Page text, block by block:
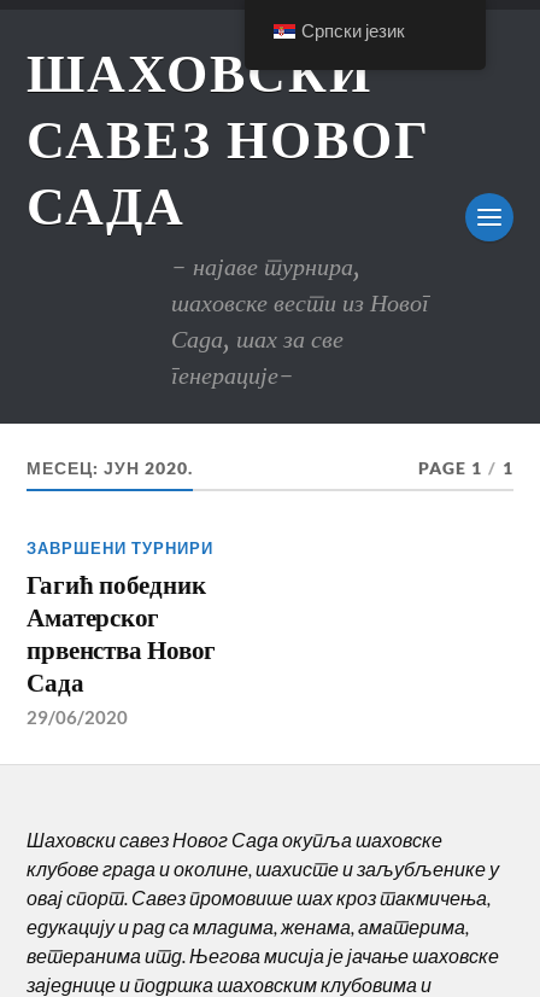
ШАХОВСКИ
САВЕЗ НОВОГ
САДА
- најаве турнира,
шаховске вести из Новог
Сада, шах за све
генерације-
МЕСЕЦ:ЈУН 2020. PAGE 1 / 1
ЗАВРШЕНИ ТУРНИРИ
Гагић победник
Аматерског
првенства Новог
Сада
29/06/2020
Шаховски савез Новог Сада окупља шаховске
клубове града и околине, шахисте и заљубљенике у
овај спорт. Савез промовише шах кроз такмичења,
едукацију и рад са младима, женама, аматерима,
ветеранима итд. Његова мисија је јачање шаховске
заједнице и подршка шаховским клубовима и
Српски језик